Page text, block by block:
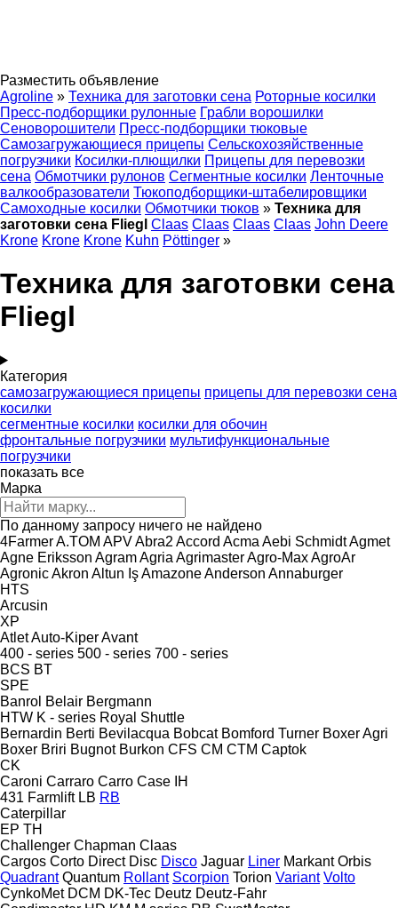
Разместить объявление
Agroline » Техника для заготовки сена Роторные косилки
Пресс-подборщики рулонные Грабли ворошилки
Сеноворошители Пресс-подборщики тюковые
Самозагружающиеся прицепы Сельскохозяйственные
погрузчики Косилки-плющилки Прицепы для перевозки
сена Обмотчики рулонов Сегментные косилки Ленточные
валкообразователи Тюкоподборщики-штабелировщики
Самоходные косилки Обмотчики тюков » Техника для
заготовки сена Fliegl Claas Claas Claas Claas John Deere
Krone Krone Krone Kuhn Pöttinger »
Техника для заготовки сена
Fliegl
Категория
самозагружающиеся прицепы прицепы для перевозки сена
косилки
сегментные косилки косилки для обочин
фронтальные погрузчики мультифункциональные
погрузчики
показать все
Марка
По данному запросу ничего не найдено
4FarmerA.TOM APVAbra2 Accord Acma Aebi SchmidtAgmet
Agne Eriksson AgramAgria AgrimasterAgro-MaxAgroAr
AgronicAkron Altun IşAmazoneAnderson Annaburger
HTS
Arcusin
XP
AtletAuto-KiperAvant
400 - series 500 - series 700 - series
BCS BT
SPE
Banrol Belair Bergmann
HTW K - series Royal Shuttle
Bernardin Berti Bevilacqua Bobcat Bomford Turner Boxer Agri
Boxer Briri Bugnot Burkon CFS CM CTM Captok
CK
Caroni Carraro Carro Case IH
431 Farmlift LB RB
Caterpillar
EP TH
Challenger Chapman Claas
Cargos Corto Direct Disc Disco Jaguar Liner Markant Orbis
Quadrant Quantum Rollant Scorpion Torion Variant Volto
CynkoMet DCM DK-Tec Deutz Deutz-Fahr